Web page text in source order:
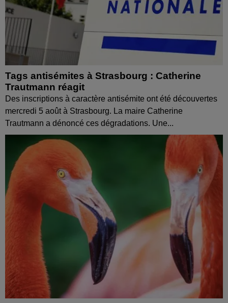
Tags antisémites à Strasbourg : Catherine
Trautmann réagit
Des inscriptions à caractère antisémite ont été découvertes
mercredi 5 août à Strasbourg. La maire Catherine
Trautmann a dénoncé ces dégradations. Une...